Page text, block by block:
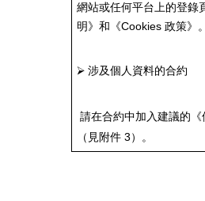
網站或任何平台上的登錄
明》和《Cookies政策》
⮚ 涉及個人資料的合約
請在合約中加入建議的《
（見附件 3）。